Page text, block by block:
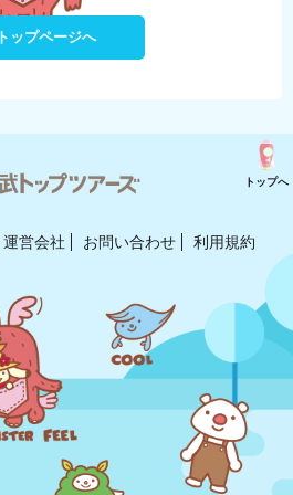
トップページへ
運営会社 お問い合わせ 利用規約
トップへ